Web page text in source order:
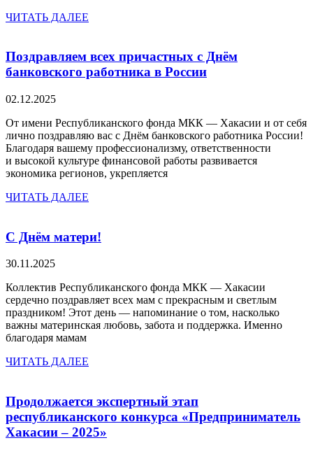
ЧИТАТЬ ДАЛЕЕ
Поздравляем всех причастных с Днём
банковского работника в России
02.12.2025
От имени Республиканского фонда МКК — Хакасии и от себя
лично поздравляю вас с Днём банковского работника России!
Благодаря вашему профессионализму, ответственности
и высокой культуре финансовой работы развивается
экономика регионов, укрепляется
ЧИТАТЬ ДАЛЕЕ
С Днём матери!
30.11.2025
Коллектив Республиканского фонда МКК — Хакасии
сердечно поздравляет всех мам с прекрасным и светлым
праздником! Этот день — напоминание о том, насколько
важны материнская любовь, забота и поддержка. Именно
благодаря мамам
ЧИТАТЬ ДАЛЕЕ
Продолжается экспертный этап
республиканского конкурса «Предприниматель
Хакасии – 2025»